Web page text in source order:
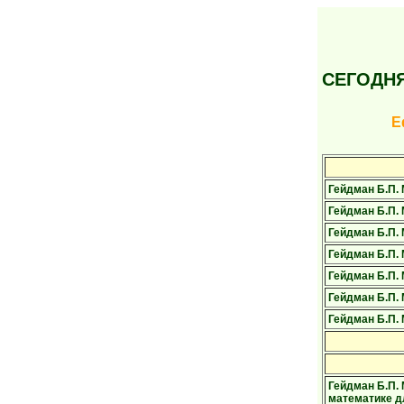
Гейдман Б.П.
Гейдман Б.П.
Гейдман Б.П.
Гейдман Б.П.
Гейдман Б.П.
Гейдман Б.П.
Гейдман Б.П.
Гейдман Б.П.
математике